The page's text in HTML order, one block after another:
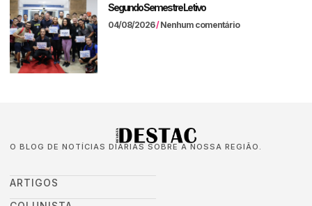
Segundo Semestre Letivo
04/08/2026 Nenhum comentário
O BLOG DE NOTÍCIAS DIÁRIAS SOBRE A NOSSA REGIÃO.
ARTIGOS